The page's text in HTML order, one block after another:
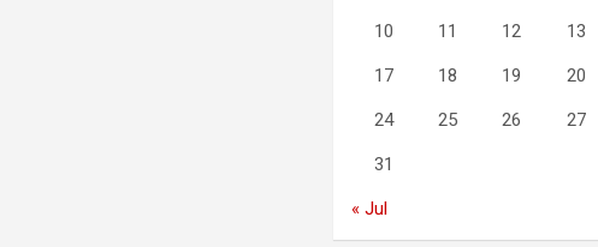
10 11 12 13
17 18 19 20
24 25 26 27
31
« Jul